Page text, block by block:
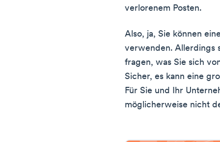
verlorenem Posten.
Also, ja, Sie können
verwenden. Allerdings
fragen, was Sie sich
Sicher, es kann eine
Für Sie und Ihr
möglicherweise nicht